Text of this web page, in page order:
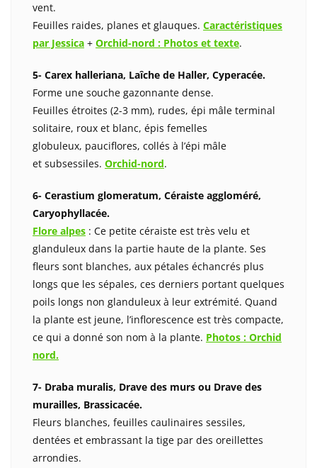
vent.
Feuilles raides, planes et glauques. Caractéristiques
par Jessica + Orchid-nord : Photos et texte.
5- Carex halleriana, Laîche de Haller, Cyperacée.
Forme une souche gazonnante dense.
Feuilles étroites (2-3 mm), rudes, épi mâle terminal
solitaire, roux et blanc, épis femelles
globuleux, pauciflores, collés à l’épi mâle
et subsessiles. Orchid-nord.
6- Cerastium glomeratum, Céraiste aggloméré,
Caryophyllacée.
Flore alpes : Ce petite céraiste est très velu et
glanduleux dans la partie haute de la plante. Ses
fleurs sont blanches, aux pétales échancrés plus
longs que les sépales, ces derniers portant quelques
poils longs non glanduleux à leur extrémité. Quand
la plante est jeune, l’inflorescence est très compacte,
ce qui a donné son nom à la plante. Photos : Orchid
nord.
7- Draba muralis, Drave des murs ou Drave des
murailles, Brassicacée.
Fleurs blanches, feuilles caulinaires sessiles,
dentées et embrassant la tige par des oreillettes
arrondies.